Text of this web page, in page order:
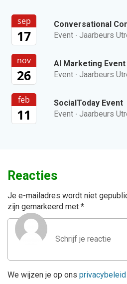
sep
17
Conversational
Event · Jaarbeurs
nov
26
AI Marketing Event
Event · Jaarbeurs
feb
11
SocialToday Event
Event · Jaarbeurs
Reacties
Je e-mailadres wordt niet
zijn gemarkeerd met *
We wijzen je op ons privacybeleid